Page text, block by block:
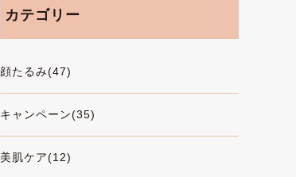
カテゴリー
顔たるみ(47)
キャンペーン(35)
美肌ケア(12)